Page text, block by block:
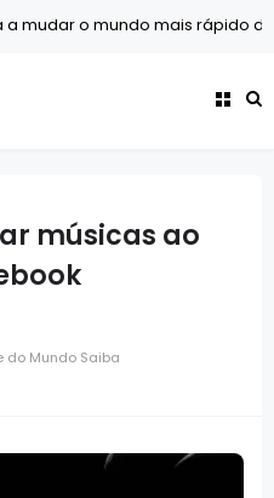
o mundo mais rápido do que
músicas ao
do Mundo Saiba